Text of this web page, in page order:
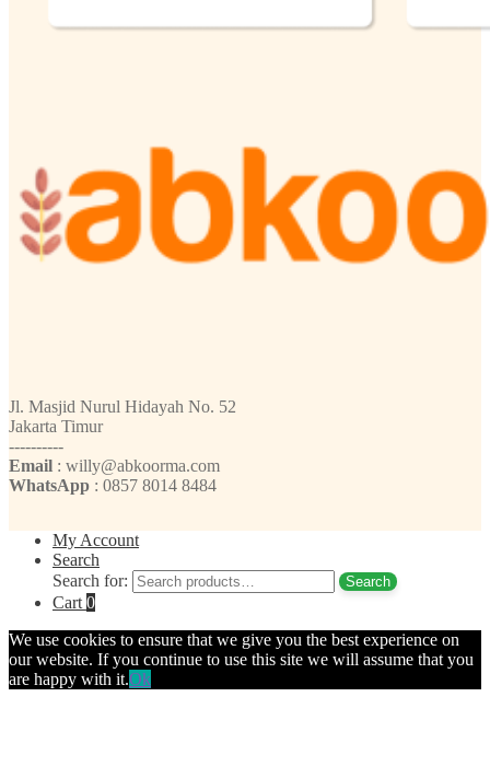
Jl. Masjid Nurul Hidayah No. 52
Jakarta Timur
----------
Email : willy@abkoorma.com
WhatsApp : 0857 8014 8484
My Account
Search
Search for:
Search
Cart 0
We use cookies to ensure that we give you the best experience on
our website. If you continue to use this site we will assume that you
are happy with it.Ok